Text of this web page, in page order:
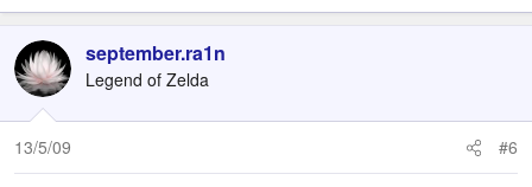
september.ra1n
Legend of Zelda
13/5/09 #6